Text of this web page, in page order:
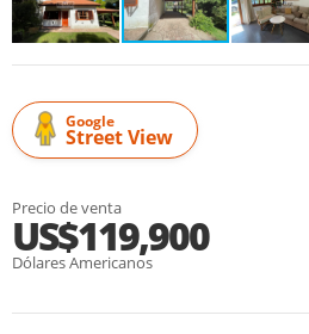
Google
Street View
Precio de venta
US$119,900
Dólares Americanos